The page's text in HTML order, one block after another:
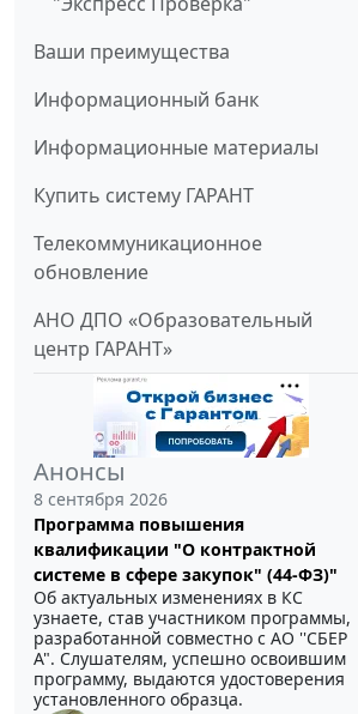
Ваши преимущества
Информационный банк
Информационные материалы
Купить систему ГАРАНТ
Телекоммуникационное
обновление
АНО ДПО «Образовательный
центр ГАРАНТ»
Анонсы
8 сентября 2026
Программа повышения
квалификации "О контрактной
системе в сфере закупок" (44-ФЗ)"
Об актуальных изменениях в КС
узнаете, став участником программы,
разработанной совместно с АО ''СБЕР
А". Слушателям, успешно освоившим
программу, выдаются удостоверения
установленного образца.